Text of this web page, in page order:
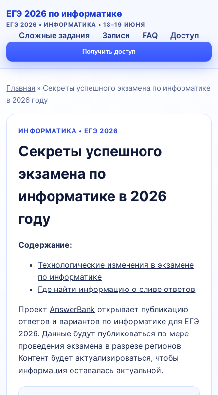
ЕГЭ 2026 по информатике
ЕГЭ 2026 • ИНФОРМАТИКА • 18–19 ИЮНЯ
Сложные задания Записи FAQ Доступ
Получить доступ
Главная » Секреты успешного экзамена по информатике
в 2026 году
ИНФОРМАТИКА • ЕГЭ 2026
Секреты успешного
экзамена по
информатике в 2026
году
Содержание:
Технологические изменения в экзамене
по информатике
Где найти информацию о сливе ответов
ПроектAnswerBank открывает публикацию
ответов и вариантов по информатике для ЕГЭ
2026. Данные будут публиковаться по мере
проведения экзамена в разрезе регионов.
Контент будет актуализироваться, чтобы
информация оставалась актуальной.